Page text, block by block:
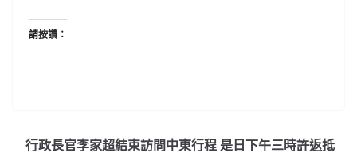
請按讚：
行政長官李家超結束訪問中東行程 是日下午三時許返抵